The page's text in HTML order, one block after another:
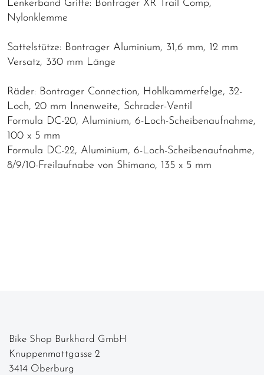
Lenkerband Griffe: Bontrager XR Trail Comp,
Nylonklemme
Sattelstütze: Bontrager Aluminium, 31,6 mm, 12 mm
Versatz, 330 mm Länge
Räder: Bontrager Connection, Hohlkammerfelge, 32-
Loch, 20 mm Innenweite, Schrader-Ventil
Formula DC-20, Aluminium, 6-Loch-Scheibenaufnahme,
100 x 5 mm
Formula DC-22, Aluminium, 6-Loch-Scheibenaufnahme,
8/9/10-Freilaufnabe von Shimano, 135 x 5 mm
Bike Shop Burkhard GmbH
Knuppenmattgasse 2
3414 Oberburg